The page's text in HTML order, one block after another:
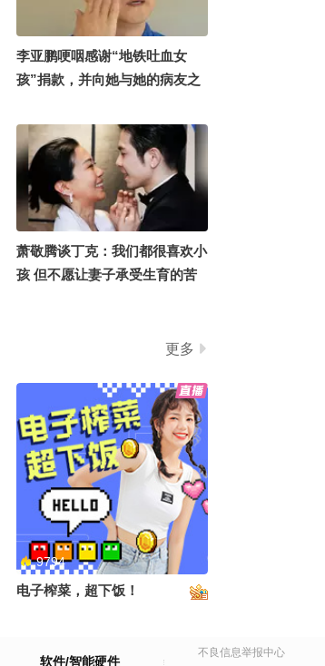
李亚鹏哽咽感谢“地铁吐血女
孩”捐款，并向她与她的病友之
划用于病友们的奔海之旅
萧敬腾谈丁克：我们都很喜欢小
孩 但不愿让妻子承受生育的苦
亲历泰航拒载事件的中国乘客：
已正常检票进入廊桥后仍被劝
离，安保人员做拉眼角 戴手铐
动作，我当时吓坏了
更多
9794
电子榨菜，超下饭！
软件/智能硬件
不良信息举报中心